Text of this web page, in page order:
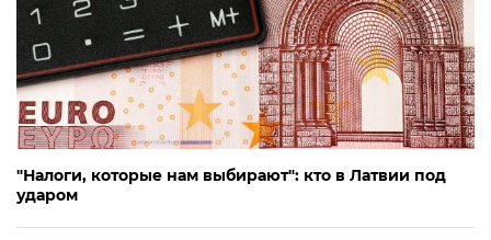
"Налоги, которые нам выбирают": кто в Латвии под
ударом